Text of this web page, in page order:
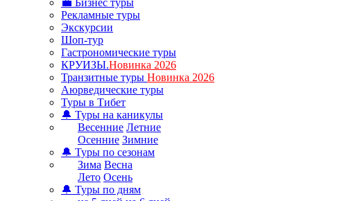
💼 Бизнес туры
Рекламные туры
Экскурсии
Шоп-тур
Гастрономические туры
КРУИЗЫ.Новинка 2026
Транзитные туры Новинка 2026
Аюрведические туры
Туры в Тибет
🔔 Туры на каникулы
Весенние Летние
Осенние Зимние
🔔 Туры по сезонам
Зима Весна
Лето Осень
🔔 Туры по дням